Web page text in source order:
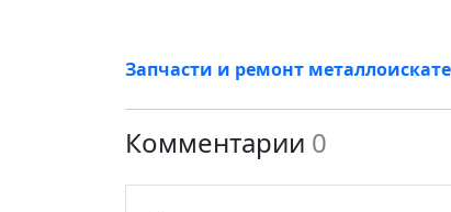
Запчасти и ремонт
Комментарии 0